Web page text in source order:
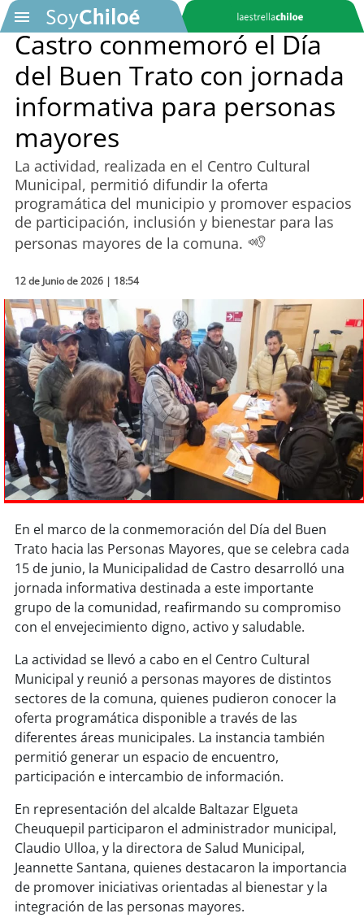
SOYTV
Podcast
Actualidad
Entretención
Economía
Tecnología
Sostenibilidad
soychile
soyarica
soyiquique
soycalama
soyantofagasta
soycopiapó
soyvalparaíso
soyquillota
soysanantonio
soychillán
soysancarlos
soy talcahuano
soyconcepción
Castro conmemoró el Día
del Buen Trato con jornada
informativa para personas
mayores
La actividad, realizada en el Centro Cultural
Municipal, permitió difundir la oferta
programática del municipio y promover espacios
de participación, inclusión y bienestar para las
personas mayores de la comuna.
12 de Junio de 2026 | 18:54
En el marco de la conmemoración del Día del Buen
Trato hacia las Personas Mayores, que se celebra cada
15 de junio, la Municipalidad de Castro desarrolló una
jornada informativa destinada a este importante
grupo de la comunidad, reafirmando su compromiso
con el envejecimiento digno, activo y saludable.
La actividad se llevó a cabo en el Centro Cultural
Municipal y reunió a personas mayores de distintos
sectores de la comuna, quienes pudieron conocer la
oferta programática disponible a través de las
diferentes áreas municipales. La instancia también
permitió generar un espacio de encuentro,
participación e intercambio de información.
En representación del alcalde Baltazar Elgueta
Cheuquepil participaron el administrador municipal,
Claudio Ulloa, y la directora de Salud Municipal,
Jeannette Santana, quienes destacaron la importancia
de promover iniciativas orientadas al bienestar y la
integración de las personas mayores.